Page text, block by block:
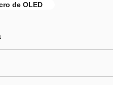
de OLED